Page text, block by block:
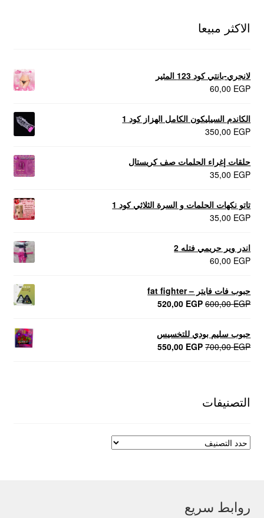
الاكثر مبيعا
لانجري-بانتي كود 123 المثير
60,00 EGP
الكاندم السيليكون الكامل الهزاز كود 1
350,00 EGP
حلقات إغراء الحلمات صف كريستال
35,00 EGP
تاتو نكهات الحلمات و السرة الثلاثي كود 1
35,00 EGP
اندر وير حريمي فتله 2
60,00 EGP
حبوب فات فايتر – fat fighter
600,00EGP
السعر
600,00 EGP.
520,00 EGP
السعر
520,00 EGP.
حبوب سليم بودي للتخسيس
700,00EGP
السعر550,00 EGP
السعر
التصنيفات
روابط سريع